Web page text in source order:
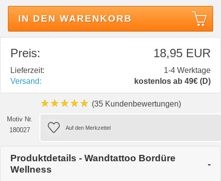
IN DEN WARENKORB
Preis: 18,95 EUR
Lieferzeit:
1-4 Werktage
Versand:
kostenlos ab 49€ (D)
★★★★★ (35 Kundenbewertungen)
Motiv Nr.
180027
Produktdetails - Wandtattoo Bordüre
Wellness